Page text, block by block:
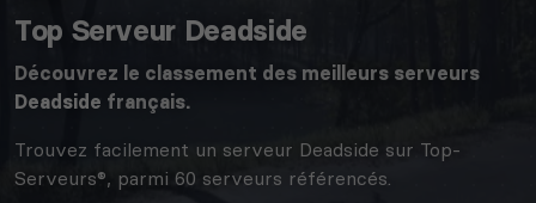
Top Serveur Deadside
Découvrez le classement des meilleurs serveurs
Deadside français.
Trouvez facilement un serveur Deadside sur Top-
Serveurs®, parmi 60 serveurs référencés.